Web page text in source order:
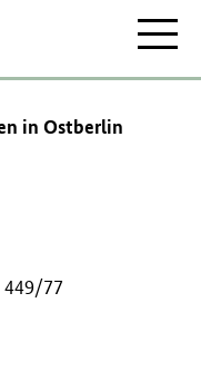
in Ostberlin
77